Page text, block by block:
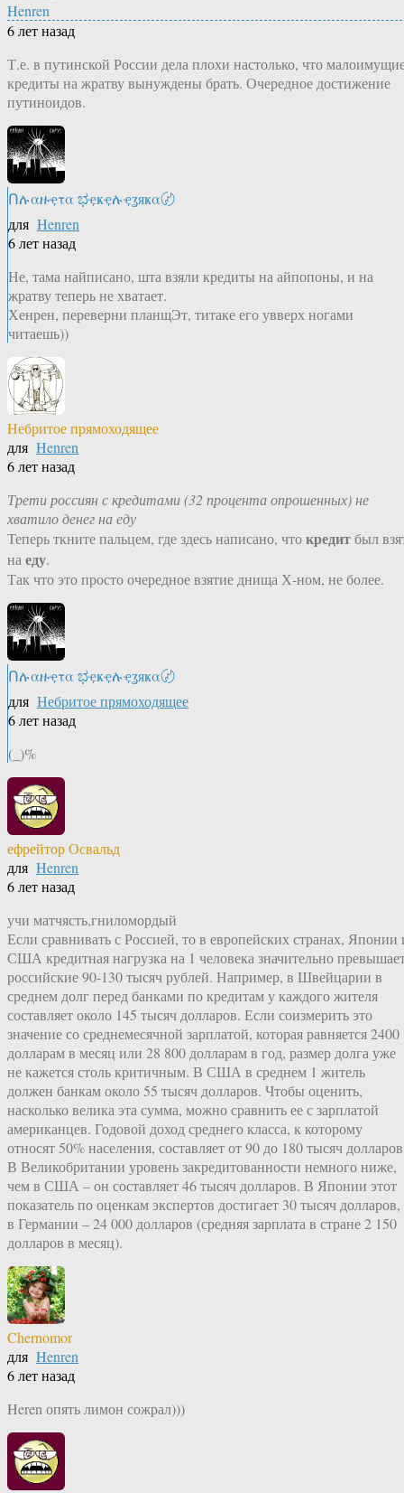
Henren
6 лет назад
Т.е. в путинской России дела плохи настолько, что
кредиты на жратву вынуждены брать. Очередное достижение
путиноидов.
Ոሉαዙҿτα ಭҿҝҿሉҿʓяҝα〄
для Henren
6 лет назад
Не, тама найписано, шта взяли кредиты на айпопоны, и на
жратву теперь не хватает.
Хенрен, переверни планщЭт, титаке его увверх ногами
читаешь))
Небритое прямоходящее
для Henren
6 лет назад
Трети россиян с кредитами (32 процента опрошенных) не
хватило денег на еду
Теперь ткните пальцем, где здесь написано, чтокредитбыл
наеду.
Так что это просто очередное взятие днища Х-ном, не более.
Ոሉαዙҿτα ಭҿҝҿሉҿʓяҝα〄
для Небритое прямоходящее
6 лет назад
(_)%
ефрейтор Освальд
для Henren
6 лет назад
учи матчясть,гниломордый
Если сравнивать с Россией, то в европейских странах, Японии
США кредитная нагрузка на 1 человека значительно
российские 90-130 тысяч рублей. Например, в Швейцарии в
среднем долг перед банками по кредитам у каждого жителя
составляет около 145 тысяч долларов. Если соизмерить это
значение со среднемесячной зарплатой, которая равняется 2400
долларам в месяц или 28 800 долларам в год, размер долга уже
не кажется столь критичным. В США в среднем 1 житель
должен банкам около 55 тысяч долларов. Чтобы оценить,
насколько велика эта сумма, можно сравнить ее с зарплатой
американцев. Годовой доход среднего класса, к которому
относят 50% населения, составляет от 90 до 180 тысяч
В Великобритании уровень закредитованности немного ниже,
чем в США – он составляет 46 тысяч долларов. В Японии этот
показатель по оценкам экспертов достигает 30 тысяч долларов,
в Германии – 24 000 долларов (средняя зарплата в стране 2 150
долларов в месяц).
Chernomor
для Henren
6 лет назад
Heren опять лимон сожрал)))